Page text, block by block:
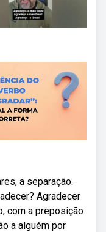
a separação.
Agradecer
com a preposição
a alguém por